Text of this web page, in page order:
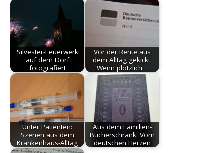
Silvester-Feuerwerk
auf dem Dorf
fotografiert
Vor der Rente aus
dem Alltag gekickt:
Wenn plötzlich…
Unter Patienten:
Szenen aus dem
Krankenhaus-Alltag
Aus dem Familien-
Bücherschrank: Vom
deutschen Herzen